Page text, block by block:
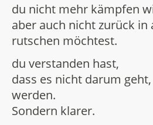
du nicht mehr kämpfen
aber auch nicht zurück in
rutschen möchtest.
du verstanden hast,
dass es nicht darum
werden.
Sondern klarer.